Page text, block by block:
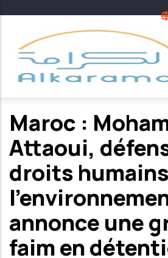
contenu
principal
Maroc :
Attaoui,
droits
annonce une
faim en